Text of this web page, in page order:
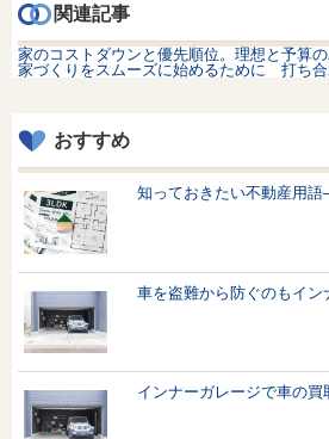
関連記事
家のコストダウンと優先順位。理想と予算
家づくりをスムーズに始めるために 打ち
おすすめ
知っておきたい不動産用
車を盗難から防ぐのもイ
インナーガレージで車の買